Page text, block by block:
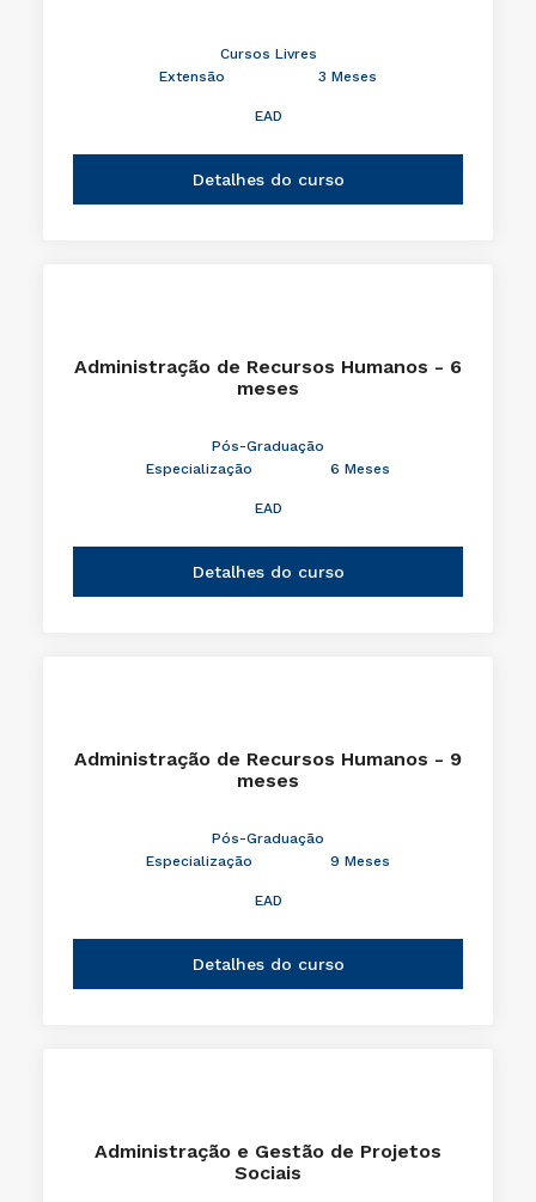
Cursos Livres
Extensão
3 Meses
EAD
Detalhes do curso
Administração de Recursos Humanos - 6
meses
Pós-Graduação
Especialização
6 Meses
EAD
Detalhes do curso
Administração de Recursos Humanos - 9
meses
Pós-Graduação
Especialização
9 Meses
EAD
Detalhes do curso
Administração e Gestão de Projetos
Sociais